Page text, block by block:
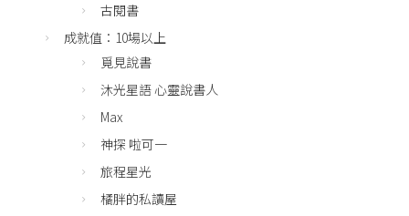
古閱書
成就值：10場以上
覓見說書
沐光星語 心靈說書人
Max
神探 啦可一
旅程星光
橘胖的私讀屋